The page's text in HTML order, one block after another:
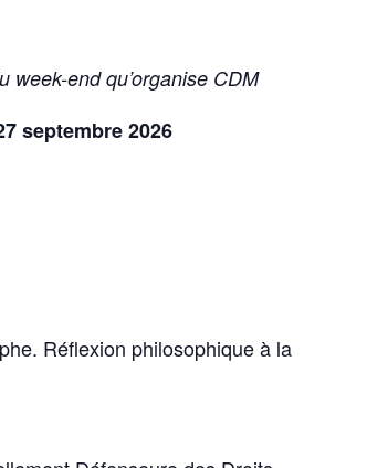
week-end qu’organise CDM
septembre 2026
Réflexion philosophique à la